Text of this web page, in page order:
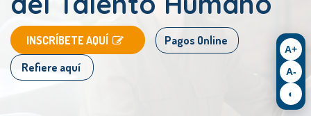
​INSCRÍBETE AQUÍ Pagos Online
Refiere aquí
A+
A-
◐